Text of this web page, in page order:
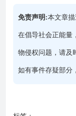
免责声明:本文章
在倡导社会正能量
物侵权问题，请及
如有事件存疑部分